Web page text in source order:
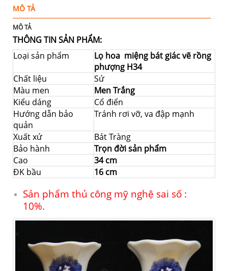
MÔ TẢ
MÔ TẢ
THÔNG TIN SẢN PHẨM:
Loại sản phẩm
Lọ hoa miệng bát giác vẽ rồng
phượng H34
Chất liệu
Sứ
Màu men
Men Trắng
Kiểu dáng
Cổ điển
Hướng dẫn bảo
quản
Tránh rơi vỡ, va đập mạnh
Xuất xứ
Bát Tràng
Bảo hành
Trọn đời sản phẩm
Cao
34 cm
ĐK bầu
16 cm
Sản phẩm thủ công mỹ nghệ sai số :
10%.